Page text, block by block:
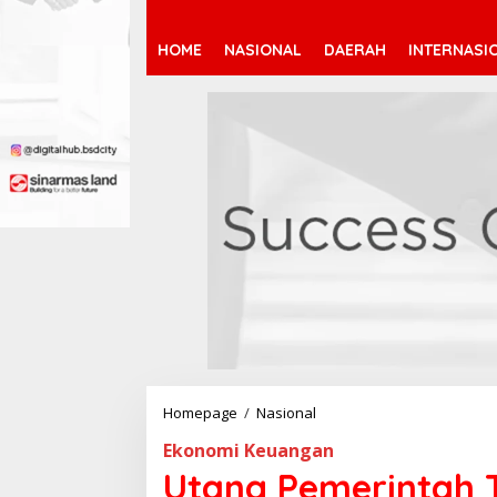
HOME NASIONAL DAERAH
Homepage / Nasional
a
g
Ekonomi Keuangan
Utang Pemerintah